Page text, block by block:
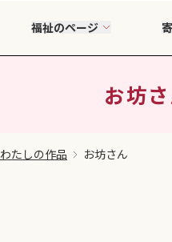
福祉のページ
お坊
わたしの作品 お坊さん